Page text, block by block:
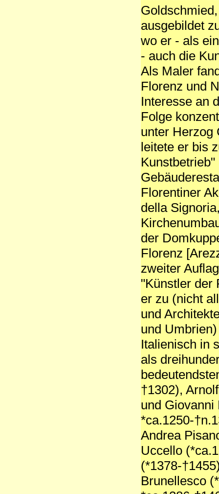
ausgebildet
wo er - als
- auch die
Als Maler
Florenz und
Interesse an
Folge
unter Herzog
leitete er bis
Florentiner
della
der
Florenz
zweiter
"Künstler der
er zu (nicht
und
und
Italienisch in
als
†1302),
und Giovanni
*ca.1250-
Andrea
Uccello
(*1378-
Brunellesco